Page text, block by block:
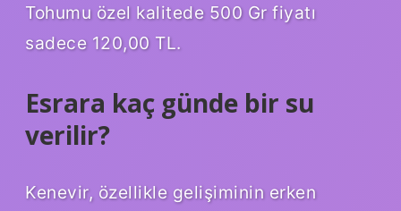
Tohumu özel kalitede 500 Gr fiyatı
sadece 120,00 TL.
Esrara kaç günde bir su
verilir?
Kenevir, özellikle gelişiminin erken